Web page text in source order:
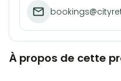
À propos de cette